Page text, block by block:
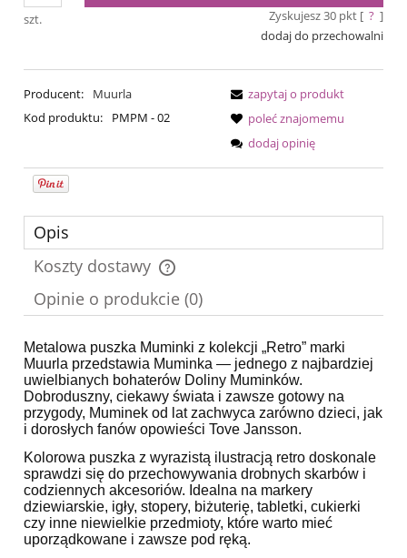
szt. Zyskujesz30pkt [ ? ]
dodaj do przechowalni
Producent:
Muurla
Kod produktu:
PMPM - 02
zapytaj o produkt
poleć znajomemu
dodaj opinię
Opis
Koszty dostawy
Cena nie zawiera ewentualnych kosztów płatności
Opinie o produkcie (0)
Metalowa puszka Muminki z kolekcji „Retro” marki
Muurla przedstawia Muminka — jednego z najbardziej
uwielbianych bohaterów Doliny Muminków.
Dobroduszny, ciekawy świata i zawsze gotowy na
przygody, Muminek od lat zachwyca zarówno dzieci, jak
i dorosłych fanów opowieści Tove Jansson.
Kolorowa puszka z wyrazistą ilustracją retro doskonale
sprawdzi się do przechowywania drobnych skarbów i
codziennych akcesoriów. Idealna na markery
dziewiarskie, igły, stopery, biżuterię, tabletki, cukierki
czy inne niewielkie przedmioty, które warto mieć
uporządkowane i zawsze pod ręką.